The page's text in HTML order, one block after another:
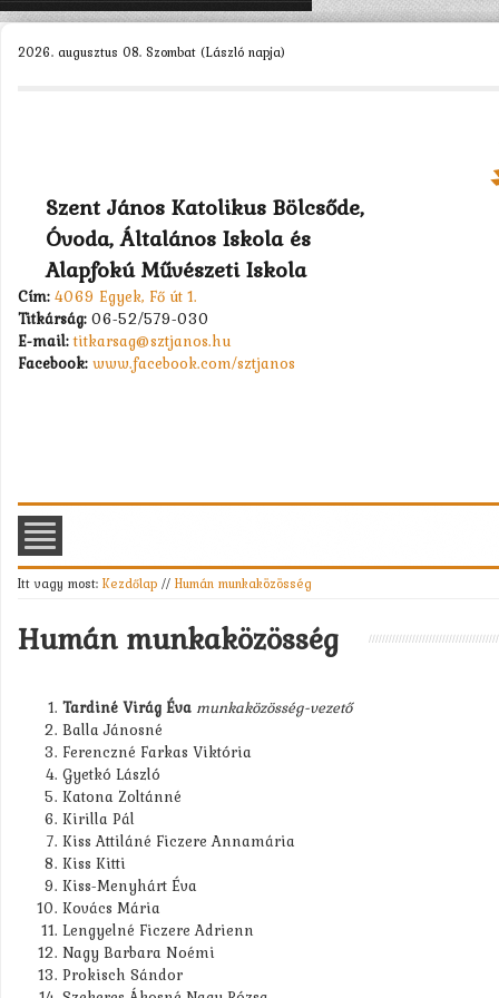
2026. augusztus 08. Szombat (László napja)
Szent János Katolikus Bölcsőde,
Óvoda, Általános Iskola és
Alapfokú Művészeti Iskola
Cím: 4069 Egyek, Fő út 1.
Titkárság: 06-52/579-030
E-mail: titkarsag@sztjanos.hu
Facebook: www.facebook.com/sztjanos
Itt vagy most: Kezdőlap // Humán munkaközösség
Humán munkaközösség
Tardiné Virág Éva munkaközösség-vezető
Balla Jánosné
Ferenczné Farkas Viktória
Gyetkó László
Katona Zoltánné
Kirilla Pál
Kiss Attiláné Ficzere Annamária
Kiss Kitti
Kiss-Menyhárt Éva
Kovács Mária
Lengyelné Ficzere Adrienn
Nagy Barbara Noémi
Prokisch Sándor
KEZDŐLAP
MUNKATÁRSAK >
TANULÓK >
PÁLYÁZATOK >
KAPCSOLAT